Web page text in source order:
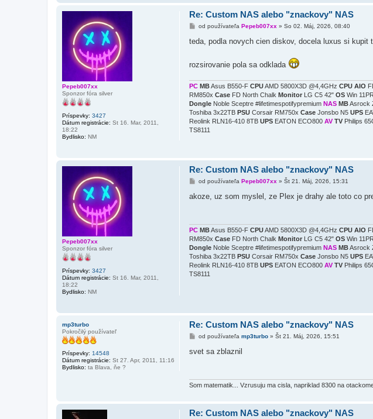
Pepeb007xx
Sponzor fóra silver
Príspevky: 3427
Dátum registrácie: St 16. Mar, 2011,
18:22
Bydlisko: NM
Re: Custom NAS alebo "znackovy" NAS
P
í
v
k
od používateľa Pepeb007xx » So 02. Máj, 2026, 08:40
teda, podla novych cien diskov, docela luxus si kupit
rozsirovanie pola sa odklada
PC MBAsus B550-F CPUAMD 5800X3D @4,4GHz CPU AIO
RM850x Case FD North Chalk Monitor LG C5 42" OS Win
Dongle Noble Sceptre #lifetimespotifypremium NAS MBAsrock
Toshiba 3x22TB PSU Corsair RM750x Case Jonsbo N5 UPS
Reolink RLN16-410 8TB UPS EATON ECO800 AV TV Philips
TS8111
Pepeb007xx
Sponzor fóra silver
Príspevky: 3427
Dátum registrácie: St 16. Mar, 2011,
18:22
Bydlisko: NM
Re: Custom NAS alebo "znackovy" NAS
P
í
o
k
od používateľa Pepeb007xx » Št 21. Máj, 2026, 15:31
akoze, uz som myslel, ze Plex je drahy ale toto co
PC MBAsus B550-F CPUAMD 5800X3D @4,4GHz CPU AIO
RM850x Case FD North Chalk Monitor LG C5 42" OS Win
Dongle Noble Sceptre #lifetimespotifypremium NAS MBAsrock
Toshiba 3x22TB PSU Corsair RM750x Case Jonsbo N5 UPS
Reolink RLN16-410 8TB UPS EATON ECO800 AV TV Philips
TS8111
mp3turbo
Pokročilý používateľ
Príspevky: 14548
Dátum registrácie: St 27. Apr, 2011, 11:16
Bydlisko: ta Blava, ňe ?
Re: Custom NAS alebo "znackovy" NAS
P
í
o
od používateľa mp3turbo» Št 21. Máj, 2026, 15:51
svet sa zblaznil
Som matematik... Vzrusuju ma cisla, napriklad 8300 na
Re: Custom NAS alebo "znackovy" NAS